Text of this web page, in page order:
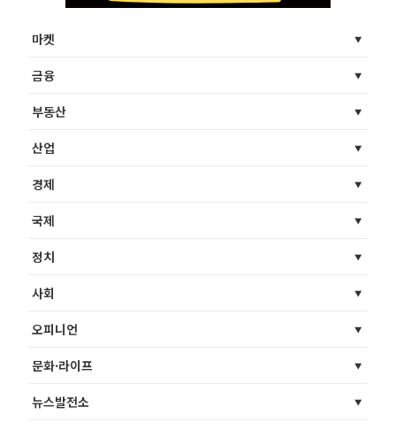
마켓
금융
부동산
산업
경제
국제
정치
사회
오피니언
문화·라이프
뉴스발전소